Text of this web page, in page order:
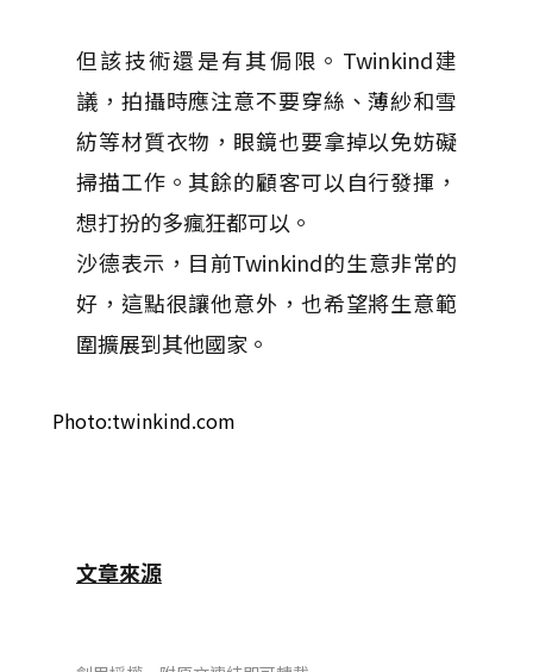
但該技術還是有其侷限。Twinkind建
議，拍攝時應注意不要穿絲、薄紗和雪
紡等材質衣物，眼鏡也要拿掉以免妨礙
掃描工作。其餘的顧客可以自行發揮，
想打扮的多瘋狂都可以。
沙德表示，目前Twinkind的生意非常的
好，這點很讓他意外，也希望將生意範
圍擴展到其他國家。
Photo:twinkind.com
文章來源